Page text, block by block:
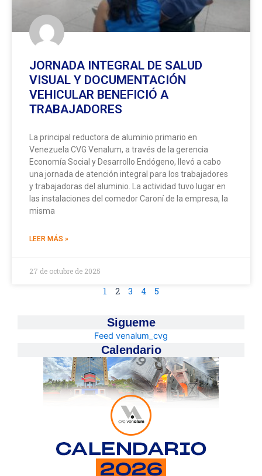
JORNADA INTEGRAL DE SALUD
VISUAL Y DOCUMENTACIÓN
VEHICULAR BENEFICIÓ A
TRABAJADORES
La principal reductora de aluminio primario en
Venezuela CVG Venalum, a través de la gerencia
Economía Social y Desarrollo Endógeno, llevó a cabo
una jornada de atención integral para los trabajadores
y trabajadoras del aluminio. La actividad tuvo lugar en
las instalaciones del comedor Caroní de la empresa, la
misma
LEER MÁS »
27 de octubre de 2025
1 2 3 4 5
Sigueme
Feed venalum_cvg
Calendario